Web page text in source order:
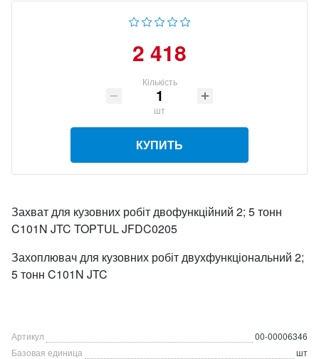
2 418
Кількість
шт
КУПИТЬ
Захват для кузовних робіт двофункційний 2; 5 тонн
C101N JTC TOPTUL JFDC0205
Захоплювач для кузовних робіт двухфункціональний 2;
5 тонн C101N JTC
Артикул
00-00006346
Базовая единица
шт